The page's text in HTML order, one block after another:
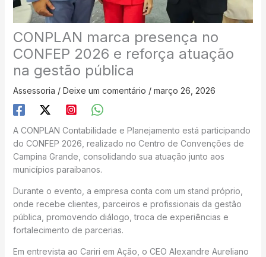
CONPLAN marca presença no
CONFEP 2026 e reforça atuação
na gestão pública
Assessoria / Deixe um comentário / março 26, 2026
A CONPLAN Contabilidade e Planejamento está participando
do CONFEP 2026, realizado no Centro de Convenções de
Campina Grande, consolidando sua atuação junto aos
municípios paraibanos.
Durante o evento, a empresa conta com um stand próprio,
onde recebe clientes, parceiros e profissionais da gestão
pública, promovendo diálogo, troca de experiências e
fortalecimento de parcerias.
Em entrevista ao Cariri em Ação, o CEO Alexandre Aureliano